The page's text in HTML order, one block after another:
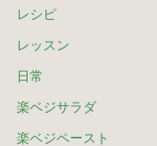
レシピ
レッスン
日常
楽ベジサラダ
楽ベジペースト